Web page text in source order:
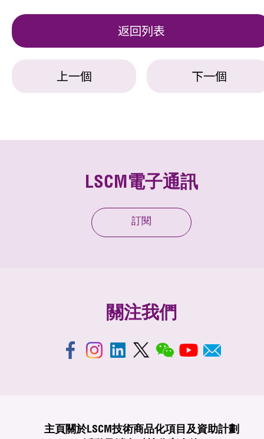
返回列表
上一個 下一個
LSCM電子通訊
訂閱
關注我們
主頁 關於LSCM技術商品化項目及資助計劃